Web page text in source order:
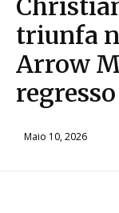
triunfa
Arrow
Maio 10, 2026